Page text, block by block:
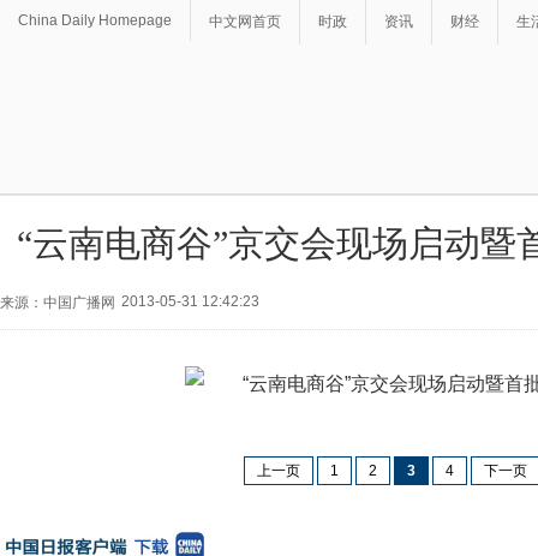
China Daily Homepage 中文网首页 时政 资讯 财经 生
“云南电商谷”京交会现场启动暨
来源：中国广播网 2013-05-31 12:42:23
上一页 1 2 3 4 下一页